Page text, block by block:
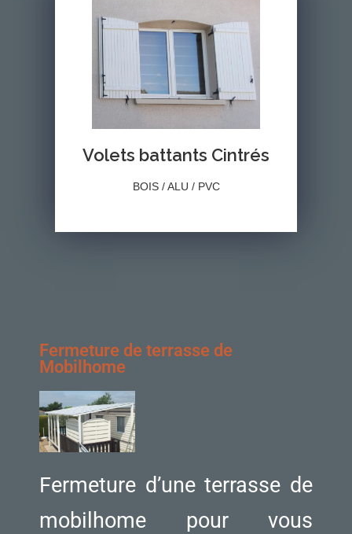
Volets battants Cintrés
BOIS / ALU / PVC
Fermeture de terrasse de
Mobilhome
Fermeture d’une terrasse de
mobilhome pour vous